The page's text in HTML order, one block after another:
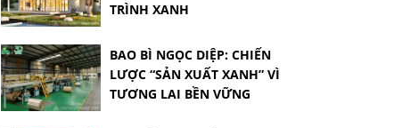
TRÌNH XANH
BAO BÌ NGỌC DIỆP: CHIẾN
LƯỢC “SẢN XUẤT XANH” VÌ
TƯƠNG LAI BỀN VỮNG